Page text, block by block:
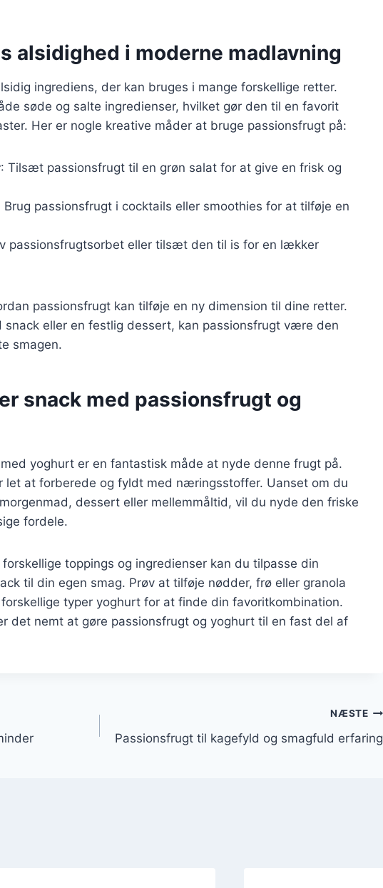
alsidighed i moderne madlavning
ingrediens, der kan bruges i mange forskellige retter.
søde og salte ingredienser, hvilket gør den til en favorit
Her er nogle kreative måder at bruge passionsfrugt på:
: Tilsæt passionsfrugt til en grøn salat for at give en frisk og
Brug passionsfrugt i cocktails eller smoothies for at tilføje en
passionsfrugtsorbet eller tilsæt den til is for en lækker
passionsfrugt kan tilføje en ny dimension til dine retter.
snack eller en festlig dessert, kan passionsfrugt være den
smagen.
snack med passionsfrugt og
yoghurt er en fantastisk måde at nyde denne frugt på.
let at forberede og fyldt med næringsstoffer. Uanset om du
dessert eller mellemmåltid, vil du nyde den friske
fordele.
toppings og ingredienser kan du tilpasse din
til din egen smag. Prøv at tilføje nødder, frø eller granola
typer yoghurt for at finde din favoritkombination.
det nemt at gøre passionsfrugt og yoghurt til en fast del af
NÆSTE
Passionsfrugt til kagefyld og smagfuld erfaring